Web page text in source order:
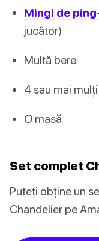
Mingi de
jucător)
Multă bere
4 sau mai
O masă
Set complet
Puteți obține un
Chandelier pe